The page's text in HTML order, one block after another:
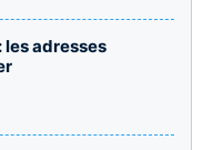
les adresses